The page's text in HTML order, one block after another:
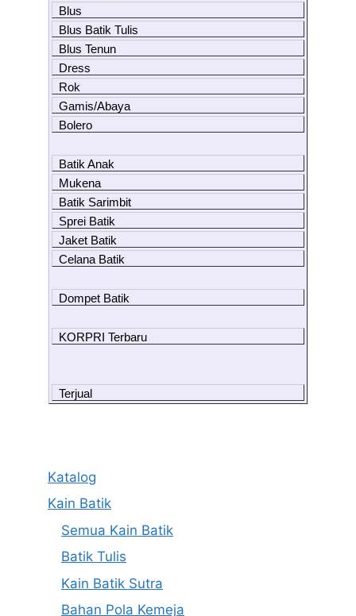
Blus
Blus Batik Tulis
Blus Tenun
Dress
Rok
Gamis/Abaya
Bolero
Batik Anak
Mukena
Batik Sarimbit
Sprei Batik
Jaket Batik
Celana Batik
Dompet Batik
KORPRI Terbaru
Terjual
Katalog
Kain Batik
Semua Kain Batik
Batik Tulis
Kain Batik Sutra
Bahan Pola Kemeja